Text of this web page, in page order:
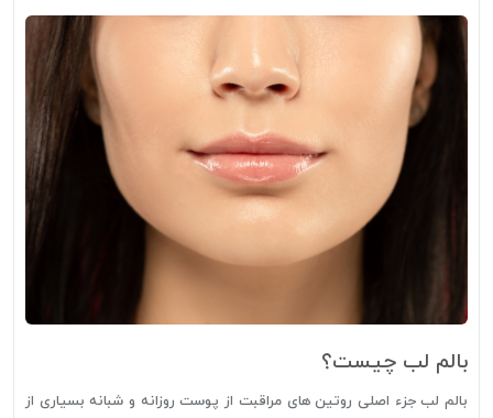
بالم لب چیست؟
بالم لب جزء اصلی روتین های مراقبت از پوست روزانه و شبانه بسیاری از